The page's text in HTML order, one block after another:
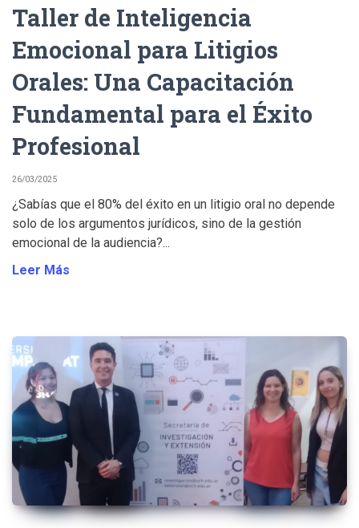
Taller de Inteligencia
Emocional para Litigios
Orales: Una Capacitación
Fundamental para el Éxito
Profesional
26/03/2025
¿Sabías que el 80% del éxito en un litigio oral no depende
solo de los argumentos jurídicos, sino de la gestión
emocional de la audiencia?...
Leer Más